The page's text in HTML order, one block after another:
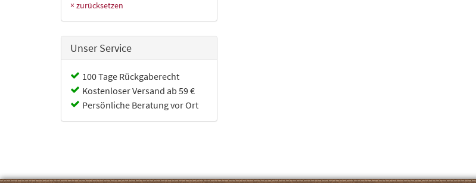
× zurücksetzen
Unser Service
100 Tage Rückgaberecht
Kostenloser Versand ab 59 €
Persönliche Beratung vor Ort